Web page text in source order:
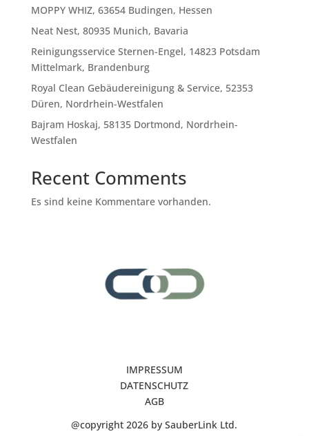
MOPPY WHIZ, 63654 Budingen, Hessen
Neat Nest, 80935 Munich, Bavaria
Reinigungsservice Sternen-Engel, 14823 Potsdam
Mittelmark, Brandenburg
Royal Clean Gebäudereinigung & Service, 52353
Düren, Nordrhein-Westfalen
Bajram Hoskaj, 58135 Dortmond, Nordrhein-
Westfalen
Recent Comments
Es sind keine Kommentare vorhanden.
IMPRESSUM
DATENSCHUTZ
AGB
@copyright 2026 by SauberLink Ltd.